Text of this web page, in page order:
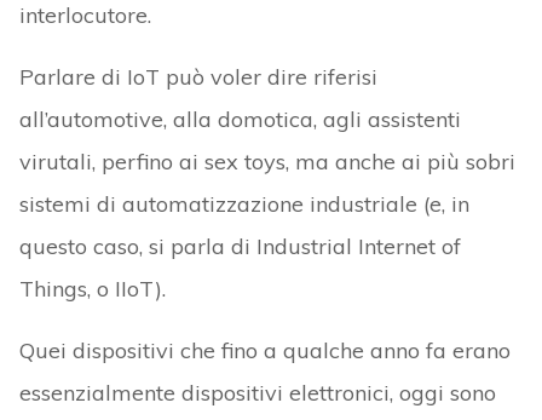
interlocutore.
Parlare di IoT può voler dire riferisi
all’automotive, alla domotica, agli assistenti
virutali, perfino ai sex toys, ma anche ai più sobri
sistemi di automatizzazione industriale (e, in
questo caso, si parla di Industrial Internet of
Things, o IIoT).
Quei dispositivi che fino a qualche anno fa erano
essenzialmente dispositivi elettronici, oggi sono